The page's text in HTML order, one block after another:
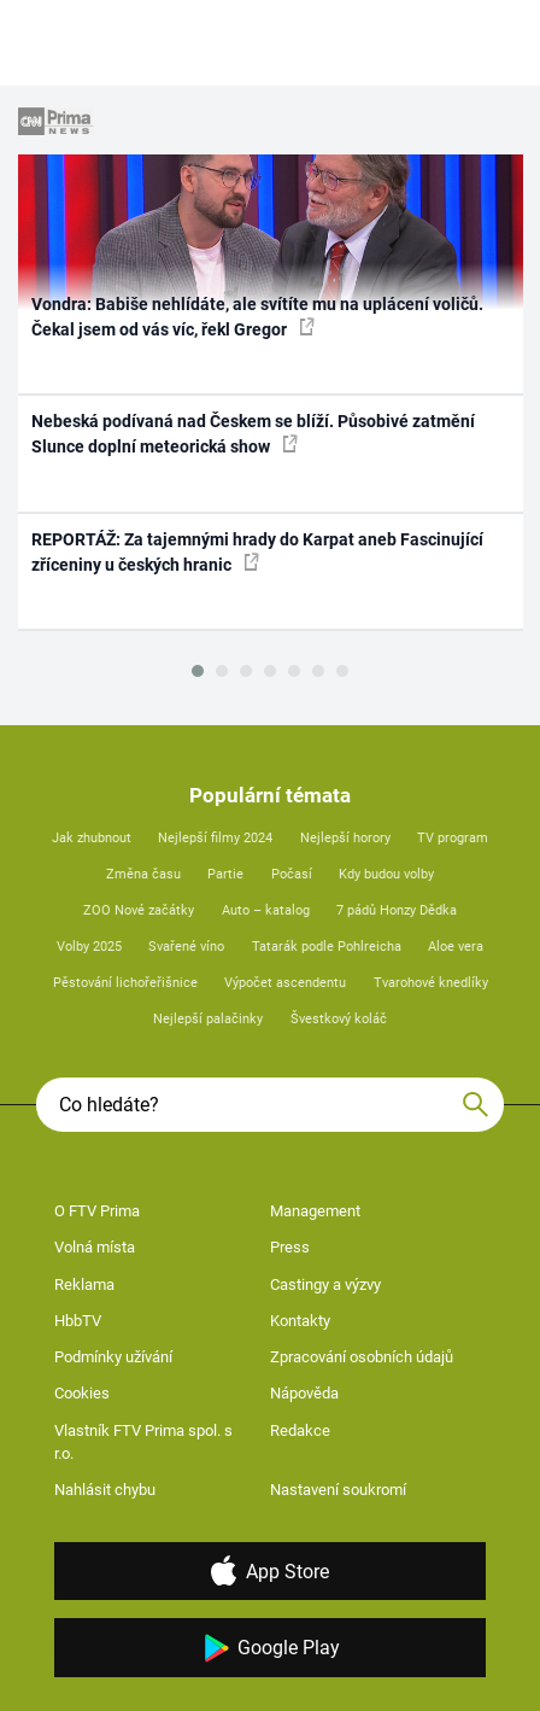
Vondra: Babiše nehlídáte, ale svítíte mu na uplácení voličů.
Čekal jsem od vás víc, řekl Gregor
Nebeská podívaná nad Českem se blíží. Působivé zatmění
Slunce doplní meteorická show
REPORTÁŽ: Za tajemnými hrady do Karpat aneb Fascinující
zříceniny u českých hranic
Populární témata
Jak zhubnout Nejlepší filmy 2024 Nejlepší horory TV program
Změna času Partie Počasí Kdy budou volby
ZOO Nové začátky Auto – katalog 7 pádů Honzy Dědka
Volby 2025 Svařené víno Tatarák podle Pohlreicha Aloe vera
Pěstování lichořeřišnice Výpočet ascendentu Tvarohové knedlíky
Nejlepší palačinky Švestkový koláč
O FTV Prima Management
Volná místa Press
Reklama Castingy a výzvy
HbbTV Kontakty
Podmínky užívání Zpracování osobních údajů
Cookies Nápověda
Vlastník FTV Prima spol. s
r.o.
Redakce
Nahlásit chybu Nastavení soukromí
App Store
Google Play